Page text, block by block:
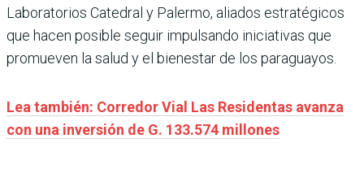
Laboratorios Catedral y Palermo, aliados estratégicos
que hacen posible seguir impulsando iniciativas que
promueven la salud y el bienestar de los paraguayos.
Lea también: Corredor Vial Las Residentas avanza
con una inversión de G. 133.574 millones